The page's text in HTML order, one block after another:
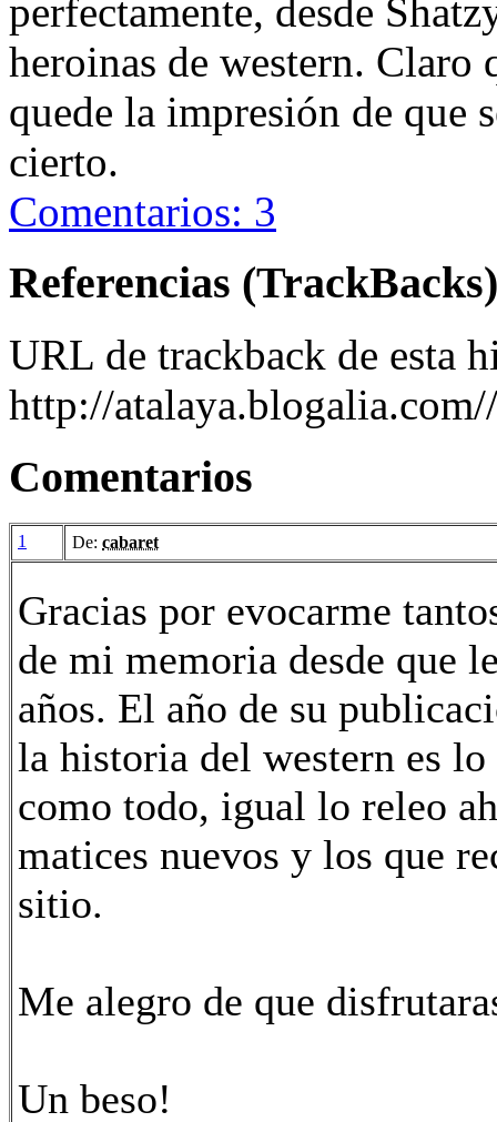
perfectamente, desde
heroinas de western. Claro
quede la impresión de que
cierto.
Comentarios: 3
Referencias (TrackBacks)
URL de trackback de esta
http://
Comentarios
1 De: cabaret
Gracias por evocarme
de mi memoria desde que
años. El año de su
la historia del western es
como todo, igual lo releo
matices nuevos y los que
sitio.
Me alegro de que
Un beso!